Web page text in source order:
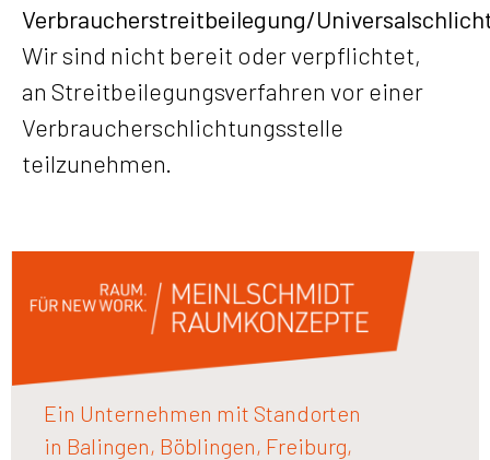
Verbraucherstreitbeilegung/
Wir sind nicht bereit oder verpflichtet,
an Streitbeilegungsverfahren vor einer
Verbraucherschlichtungsstelle
teilzunehmen.
Ein Unternehmen mit Standorten
in Balingen, Böblingen, Freiburg,